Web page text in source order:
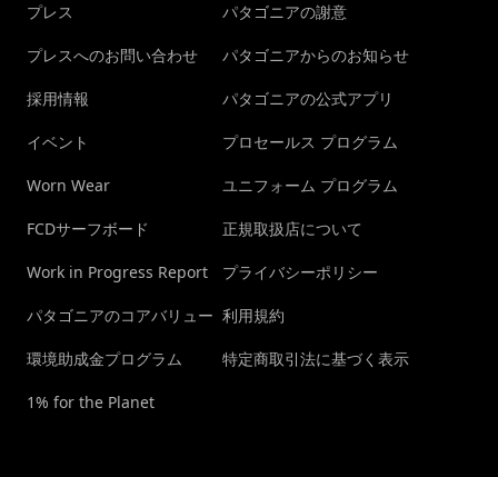
プレス
プレスへのお問い合わせ
採用情報
イベント
Worn Wear
FCDサーフボード
Work in Progress Report
パタゴニアのコアバリュー
環境助成金プログラム
1% for the Planet
パタゴニアの謝意
パタゴニアからのお知らせ
パタゴニアの公式アプリ
プロセールス プログラム
ユニフォーム プログラム
正規取扱店について
プライバシーポリシー
利用規約
特定商取引法に基づく表示